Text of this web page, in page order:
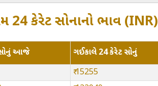
24 કેરેટ સોનાનો ભાવ (INR)
સોનું આજે ગઈકાલે 24 કેરેટ સોનું
₹ 15255